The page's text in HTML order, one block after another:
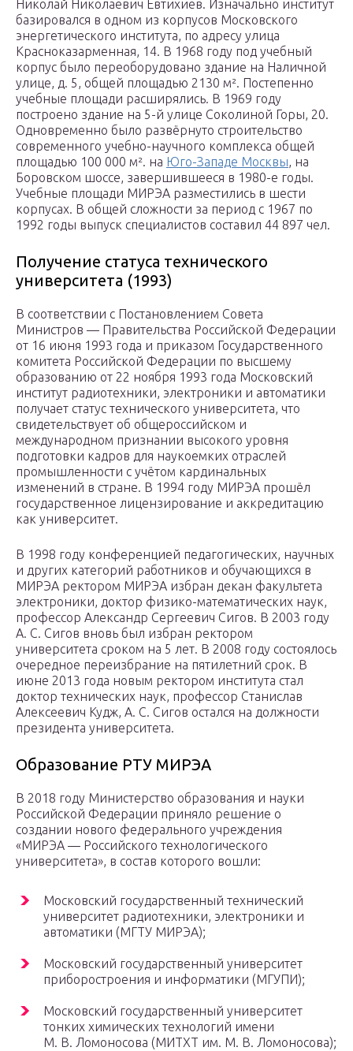
Николай Николаевич Евтихиев. Изначально институт
базировался в одном из корпусов Московского
энергетического института, по адресу улица
Красноказарменная, 14. В 1968 году под учебный
корпус было переоборудовано здание на Наличной
улице, д. 5, общей площадью 2130 м². Постепенно
учебные площади расширялись. В 1969 году
построено здание на 5-й улице Соколиной Горы, 20.
Одновременно было развёрнуто строительство
современного учебно-научного комплекса общей
площадью 100 000 м². на Юго-Западе Москвы, на
Боровском шоссе, завершившееся в 1980-е годы.
Учебные площади МИРЭА разместились в шести
корпусах. В общей сложности за период с 1967 по
1992 годы выпуск специалистов составил 44 897 чел.
Получение статуса технического
университета (1993)
В соответствии с Постановлением Совета
Министров — Правительства Российской Федерации
от 16 июня 1993 года и приказом Государственного
комитета Российской Федерации по высшему
образованию от 22 ноября 1993 года Московский
институт радиотехники, электроники и автоматики
получает статус технического университета, что
свидетельствует об общероссийском и
международном признании высокого уровня
подготовки кадров для наукоемких отраслей
промышленности с учётом кардинальных
изменений в стране. В 1994 году МИРЭА прошёл
государственное лицензирование и аккредитацию
как университет.
В 1998 году конференцией педагогических, научных
и других категорий работников и обучающихся в
МИРЭА ректором МИРЭА избран декан факультета
электроники, доктор физико-математических наук,
профессор Александр Сергеевич Сигов. В 2003 году
А. С. Сигов вновь был избран ректором
университета сроком на 5 лет. В 2008 году состоялось
очередное переизбрание на пятилетний срок. В
июне 2013 года новым ректором института стал
доктор технических наук, профессор Станислав
Алексеевич Кудж, А. С. Сигов остался на должности
президента университета.
Образование РТУ МИРЭА
В 2018 году Министерство образования и науки
Российской Федерации приняло решение о
создании нового федерального учреждения
«МИРЭА — Российского технологического
университета», в состав которого вошли:
Московский государственный технический
университет радиотехники, электроники и
автоматики (МГТУ МИРЭА);
Московский государственный университет
приборостроения и информатики (МГУПИ);
Московский государственный университет
тонких химических технологий имени
М. В. Ломоносова (МИТХТ им. М. В. Ломоносова);